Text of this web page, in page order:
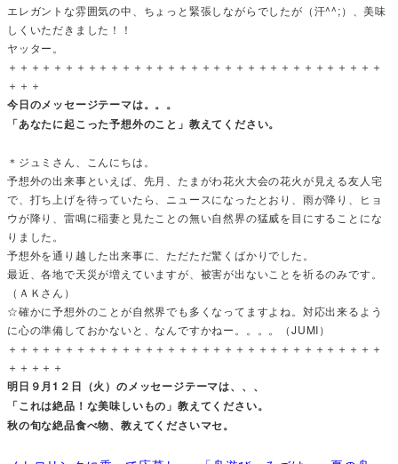
エレガントな雰囲気の中、ちょっと緊張しながらでしたが（汗^^;）、美味
しくいただきました！！
ヤッター。
＋＋＋＋＋＋＋＋＋＋＋＋＋＋＋＋＋＋＋＋＋＋＋＋＋＋＋＋＋＋＋＋＋
＋＋＋
今日のメッセージテーマは。。。
「あなたに起こった予想外のこと」教えてください。
＊ジュミさん、こんにちは。
予想外の出来事といえば、先月、たまがわ花火大会の花火が見える友人宅
で、打ち上げを待っていたら、ニュースになったとおり、雨が降り、ヒョ
ウが降り、雷鳴に稲妻と見たことの無い自然界の猛威を目にすることにな
りました。
予想外を通り越した出来事に、ただただ驚くばかりでした。
最近、各地で天災が増えていますが、被害が出ないことを祈るのみです。
（ＡＫさん）
☆確かに予想外のことが自然界でも多くなってますよね。対応出来るよう
に心の準備しておかないと、なんですかねー。。。。（JUMI）
＋＋＋＋＋＋＋＋＋＋＋＋＋＋＋＋＋＋＋＋＋＋＋＋＋＋＋＋＋＋＋＋＋
＋＋＋＋＋
明日９月1２日（火）のメッセージテーマは、、、
「これは絶品！な美味しいもの」教えてください。
秋の旬な絶品食べ物、教えてくださいマセ。